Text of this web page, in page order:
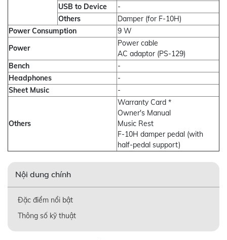
USB to Device
-
Others
Damper (for F-10H)
Power Consumption
9 W
Power
Power cable
AC adaptor (PS-129)
Bench
-
Headphones
-
Sheet Music
-
Others
Warranty Card *
Owner's Manual
Music Rest
F-10H damper pedal (with
half-pedal support)
Nội dung chính
Đặc điểm nổi bật
Thông số kỹ thuật